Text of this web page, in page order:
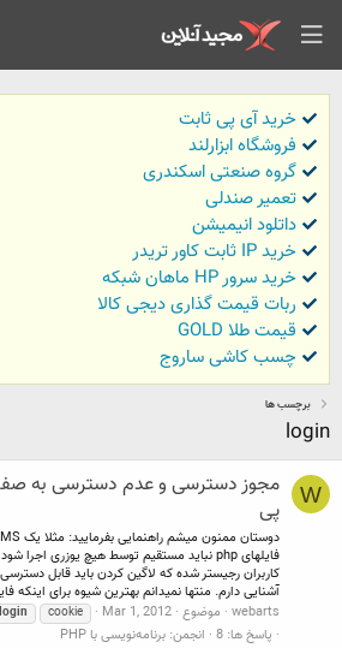
خرید آی پی ثابت
فروشگاه ابزارلند
گروه صنعتی اسکندری
تعمیر صندلی
داتلود انیمیشن
خرید IP ثابت کاور تریدر
خرید سرور HP ماهان شبکه
ربات قیمت گذاری دیجی کالا
قیمت طلا GOLD
چسب کاشی ساروج
برچسب ها
login
W
مجوز دسترسی و عدم دسترسی به
پی
آشنایی دارم. منتها نمیدانم بهترین شیوه برای اینکه
webarts موضوع Mar 1, 2012
cookie
login
پاسخ ها: 8 انجمن: برنامه‌نویسی با PHP